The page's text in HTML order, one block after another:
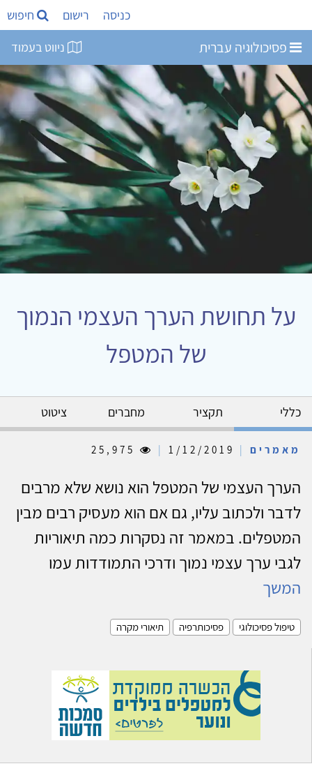
כניסה רישום חיפוש
פסיכולוגיה עברית ניווט בעמוד
על תחושת הערך העצמי הנמוך
של המטפל
כללי תקציר מחברים ציטוט
מאמרים |
|
הערך העצמי של המטפל הוא נושא שלא מרבים
לדבר ולכתוב עליו, גם אם הוא מעסיק רבים מבין
המטפלים. במאמר זה נסקרות כמה תיאוריות
לגבי ערך עצמי נמוך ודרכי התמודדות עמו
המשך
טיפול פסיכולוגי פסיכותרפיה תיאורי מקרה